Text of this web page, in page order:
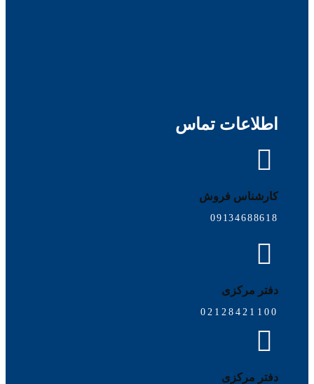
اطلاعات تماس
کارشناس فروش
09134688618
دفتر مرکزی
02128421100
دفتر مرکزی